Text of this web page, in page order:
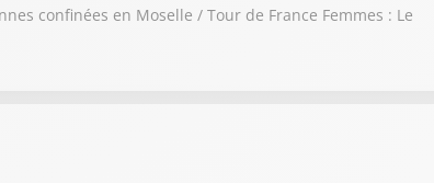
confinées en Moselle / Tour de France Femmes : Le